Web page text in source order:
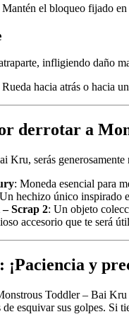
Mantén el bloqueo fijado en
infligiendo daño
Rueda hacia atrás o hacia
derrotar a
Kru, serás generosamente
: Moneda esencial para
hechizo único inspirado
Scrap 2: Un objeto
accesorio que te será
y
Toddler – Bai Kru
esquivar sus golpes. Si